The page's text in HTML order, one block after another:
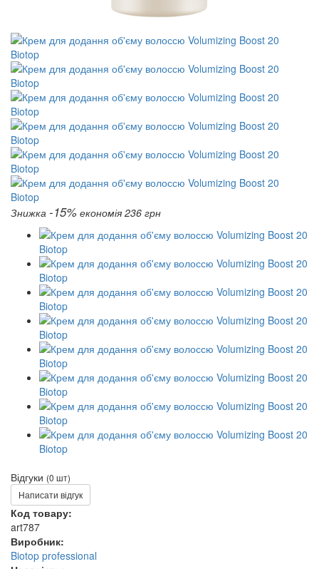
Знижка -15% економія 236 грн
Відгуки (0 шт)
Написати відгук
Код товару:
art787
Виробник:
Biotop professional